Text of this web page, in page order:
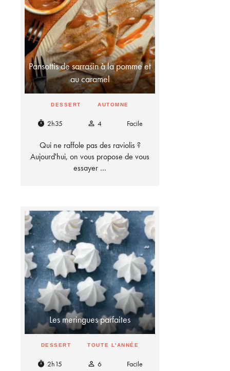
Pansottis de sarrasin à la pomme et
au caramel
DESSERT AUTOMNE
timer 2h35 person_outline 4 Facile
Qui ne raffole pas des raviolis ?
Aujourd'hui, on vous propose de vous
essayer …
Les meringues parfaites
DESSERT TOUTE L'ANNÉE
timer 2h15 person_outline 6 Facile